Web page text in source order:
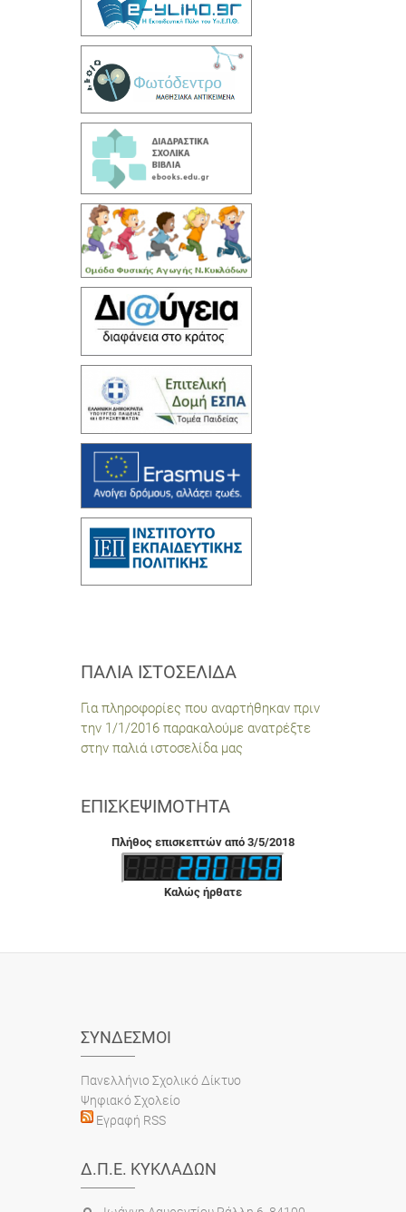
ΠΑΛΙΆ ΙΣΤΟΣΕΛΊΔΑ
Για πληροφορίες που αναρτήθηκαν πριν
την 1/1/2016 παρακαλούμε ανατρέξτε
στην παλιά ιστοσελίδα μας
ΕΠΙΣΚΕΨΙΜΌΤΗΤΑ
Πλήθος επισκεπτών από 3/5/2018
Καλώς ήρθατε
ΣΎΝΔΕΣΜΟΙ
Πανελλήνιο Σχολικό Δίκτυο
Ψηφιακό Σχολείο
Εγραφή RSS
Δ.Π.Ε. ΚΥΚΛΆΔΩΝ